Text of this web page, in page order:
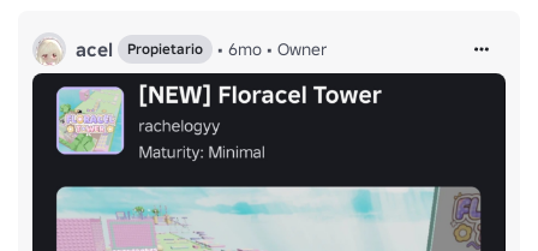
acel Propietario • 6mo • Owner